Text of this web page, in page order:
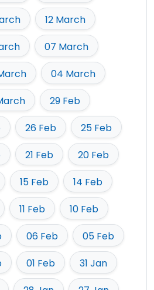
12 March
07 March
04 March
29 Feb
26 Feb
25 Feb
21 Feb
20 Feb
15 Feb
14 Feb
11 Feb
10 Feb
06 Feb
05 Feb
01 Feb
31 Jan